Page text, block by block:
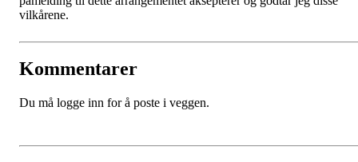
vilkårene.
Kommentarer
Du må logge inn for å poste i veggen.